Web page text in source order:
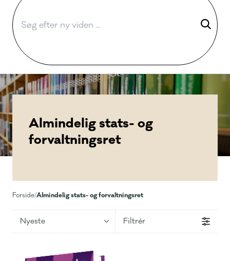
Almindelig stats- og
forvaltningsret
Forside/Almindelig stats- og forvaltningsret
Nyeste Filtrér